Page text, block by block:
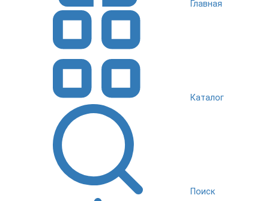
Главная
Каталог
Поиск